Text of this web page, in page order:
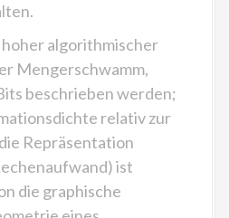
algorithmischer
Mengerschwamm,
beschrieben werden;
relativ zur
Repräsentation
ist
die graphische